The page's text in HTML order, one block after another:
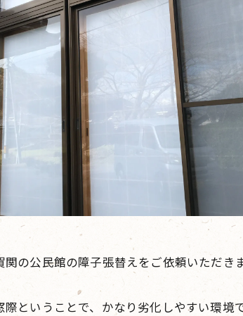
関の公民館の障子張替えをご依頼いただき
際ということで、かなり劣化しやすい環境